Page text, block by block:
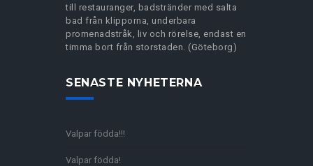
till restauranger, badstränder med salta
bad från klipporna, underbara
promenadstråk, liv och rörelse, endast en
timma bort från storstaden. (Göteborg)
SENASTE NYHETERNA
Valpar födda!!!
Valpar födda!